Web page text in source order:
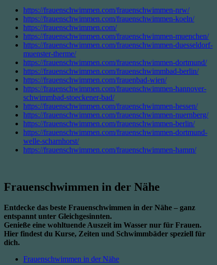
https://frauenschwimmen.com/frauenschwimmen-nrw/
https://frauenschwimmen.com/frauenschwimmen-koeln/
https://frauenschwimmen.com/
https://frauenschwimmen.com/frauenschwimmen-muenchen/
https://frauenschwimmen.com/frauenschwimmen-duesseldorf-
muenster-therme/
https://frauenschwimmen.com/frauenschwimmen-dortmund/
https://frauenschwimmen.com/frauenschwimmbad-berlin/
https://frauenschwimmen.com/frauenbad-wien/
https://frauenschwimmen.com/frauenschwimmen-hannover-
schwimmbad-stoeckener-bad/
https://frauenschwimmen.com/frauenschwimmen-hessen/
https://frauenschwimmen.com/frauenschwimmen-nuernberg/
https://frauenschwimmen.com/frauenschwimmen-berlin/
https://frauenschwimmen.com/frauenschwimmen-dortmund-
welle-scharnhorst/
https://frauenschwimmen.com/frauenschwimmen-hamm/
Frauenschwimmen in der Nähe
Entdecke das beste Frauenschwimmen in der Nähe – ganz
entspannt unter Gleichgesinnten.
Genieße eine wohltuende Auszeit im Wasser nur für Frauen.
Hier findest du Kurse, Zeiten und Schwimmbäder speziell für
dich.
Frauenschwimmen in der Nähe